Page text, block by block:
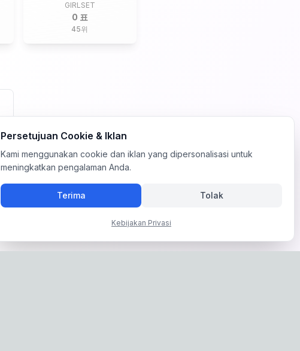
GIRLSET
0 표
45위
Persetujuan Cookie & Iklan
Kami menggunakan cookie dan iklan yang dipersonalisasi untuk
meningkatkan pengalaman Anda.
Terima Tolak
Kebijakan Privasi